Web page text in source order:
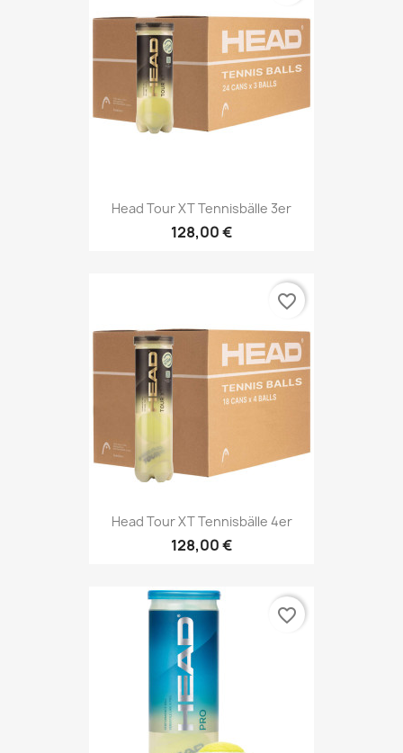
Head Tour XT Tennisbälle 3er
128,00 €
Head Tour XT Tennisbälle 4er
128,00 €
favorite_border
favorite_border